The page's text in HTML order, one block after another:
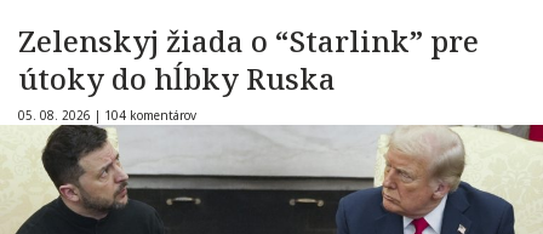
Zelenskyj žiada o “Starlink” pre
útoky do hĺbky Ruska
05. 08. 2026 | 104 komentárov